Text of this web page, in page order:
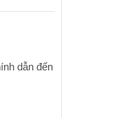
dẫn đến